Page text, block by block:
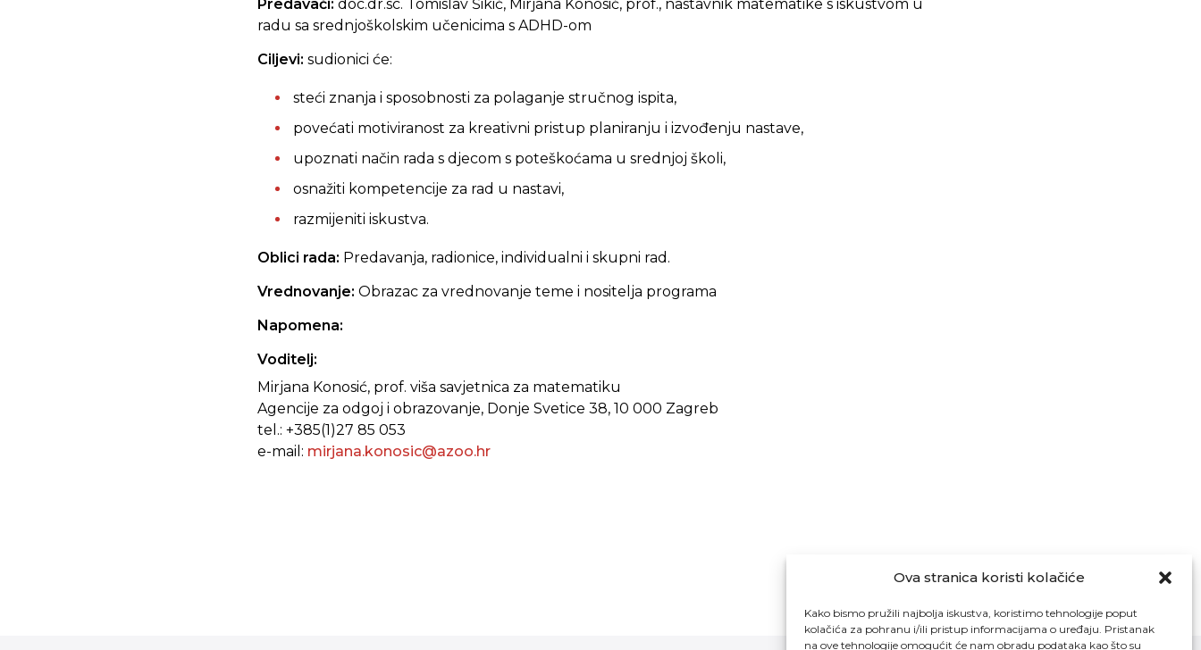
Ova stranica koristi kolačiće
Kako bismo pružili najbolja iskustva, koristimo tehnologije poput
kolačića za pohranu i/ili pristup informacijama o uređaju. Pristanak
na ove tehnologije omogućit će nam obradu podataka kao što su
Predavači: doc.dr.sc. Tomislav Šikić, Mirjana Konosić, prof., nastavnik matematike s iskustvom u
radu sa srednjoškolskim učenicima s ADHD-om
Ciljevi: sudionici će:
steći znanja i sposobnosti za polaganje stručnog ispita,
povećati motiviranost za kreativni pristup planiranju i izvođenju nastave,
upoznati način rada s djecom s poteškoćama u srednjoj školi,
osnažiti kompetencije za rad u nastavi,
razmijeniti iskustva.
Oblici rada: Predavanja, radionice, individualni i skupni rad.
Vrednovanje: Obrazac za vrednovanje teme i nositelja programa
Napomena:
Voditelj:
Mirjana Konosić, prof. viša savjetnica za matematiku
Agencije za odgoj i obrazovanje, Donje Svetice 38, 10 000 Zagreb
tel.: +385(1)27 85 053
e-mail: mirjana.konosic@azoo.hr